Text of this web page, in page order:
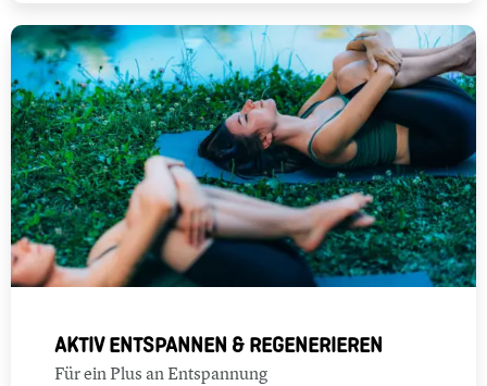
AKTIV ENTSPANNEN & REGENERIEREN
Für ein Plus an Entspannung